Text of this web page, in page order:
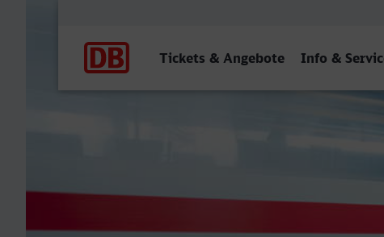
Tickets & Angebote Info &
Potsdam Hbf -